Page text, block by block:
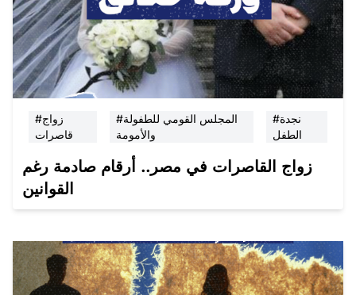
#زواج
قاصرات
#المجلس القومي للطفولة
والأمومة
#نجدة
الطفل
زواج القاصرات في مصر.. أرقام صادمة رغم
القوانين